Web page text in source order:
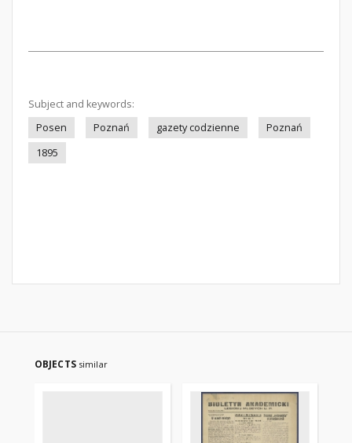
Subject and keywords:
Posen
Poznań gazety codzienne
Poznań
1895
OBJECTS similar